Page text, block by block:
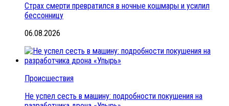
Страх смерти превратился в ночные кошмары и усилил
бессонницу
06.08.2026
Происшествия
Не успел сесть в машину: подробности покушения на